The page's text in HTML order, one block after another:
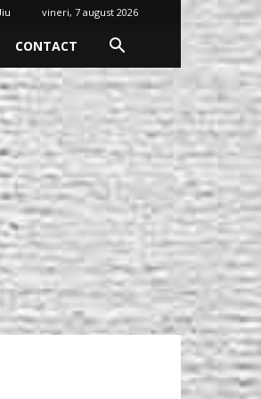
vineri, 7 august 2026
CONTACT